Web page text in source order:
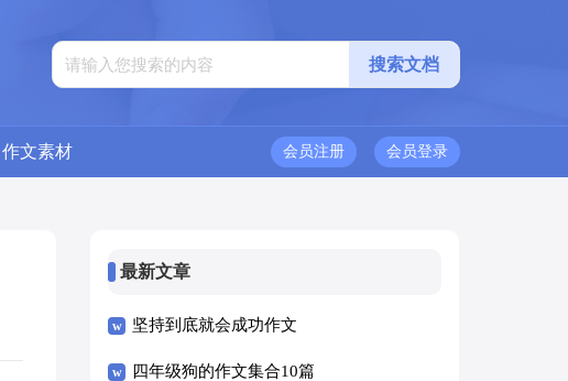
作文素材 会员登录
会员注册
最新文章
坚持到底就会成功作文
四年级狗的作文集合10篇